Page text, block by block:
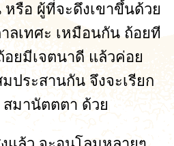
หรือ ผู้ที่จะดึงเขาขึ้นด้วย
ลเทศะ เหมือนกัน ถ้อยที
ยมีเจตนาดี แล้วค่อย
ประสานกัน จึงจะเรียก
มานัตตตา ด้วย